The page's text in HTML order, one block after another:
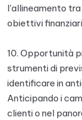
l'allineamento
obiettivi
10. Opportunità
strumenti di
identificare in
Anticipando i
clienti o nel